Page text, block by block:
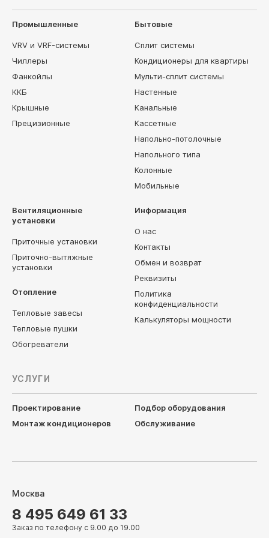
Промышленные
VRV и VRF-системы
Чиллеры
Фанкойлы
ККБ
Крышные
Прецизионные
Бытовые
Сплит системы
Кондиционеры для квартиры
Мульти-сплит системы
Настенные
Канальные
Кассетные
Напольно-потолочные
Напольного типа
Колонные
Мобильные
Вентиляционные
установки
Приточные установки
Приточно-вытяжные
установки
Отопление
Тепловые завесы
Тепловые пушки
Обогреватели
Информация
О нас
Контакты
Обмен и возврат
Реквизиты
Политика
конфиденциальности
Калькуляторы мощности
УСЛУГИ
Проектирование
Подбор оборудования
Монтаж кондиционеров
Обслуживание
Москва
8 495 649 61 33
Заказ по телефону с 9.00 до 19.00